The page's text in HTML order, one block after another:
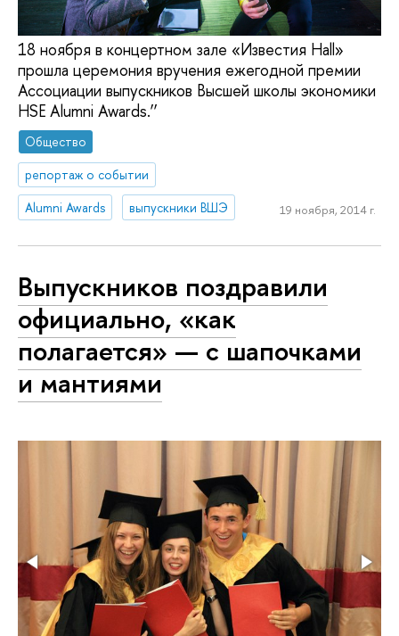
18 ноября в концертном зале «Известия Hall»
прошла церемония вручения ежегодной премии
Ассоциации выпускников Высшей школы экономики
HSE Alumni Awards.‘’
Общество
репортаж о событии
Alumni Awards
выпускники ВШЭ 19 ноября, 2014 г.
Выпускников поздравили
официально, «как
полагается» — с шапочками
и мантиями